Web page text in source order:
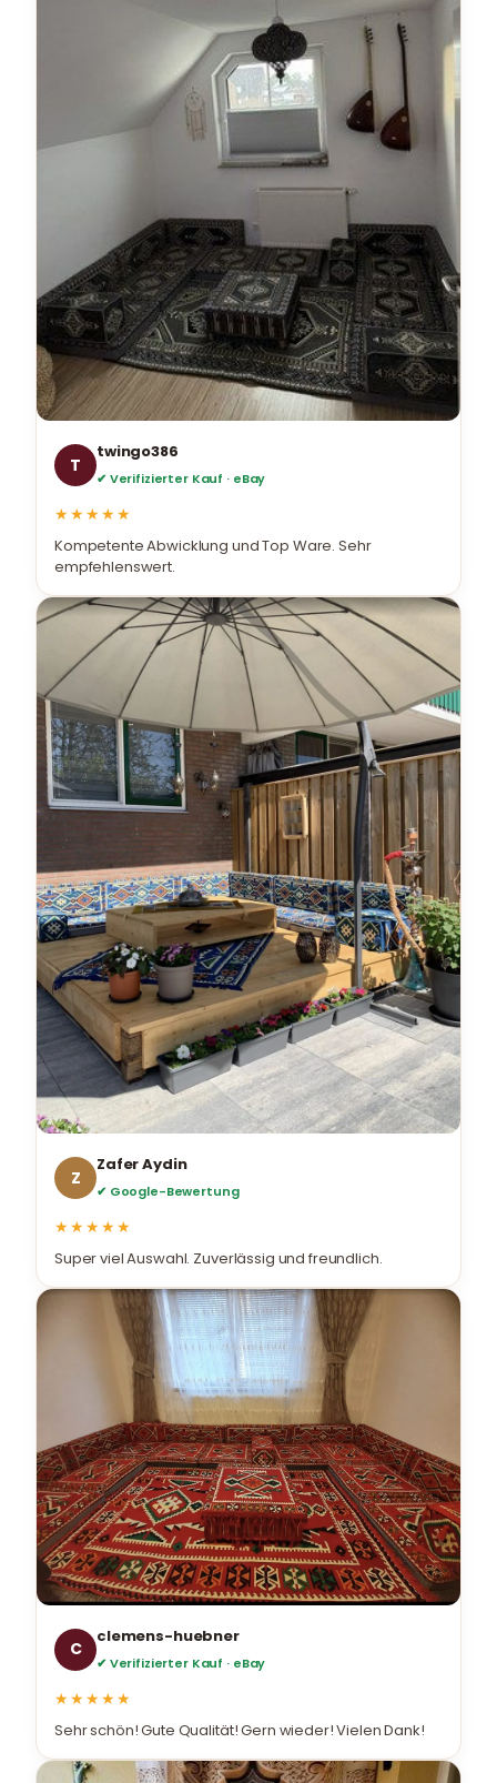
T
twingo386
✔ Verifizierter Kauf · eBay
★★★★★
Kompetente Abwicklung und Top Ware. Sehr
empfehlenswert.
Z
Zafer Aydin
✔ Google-Bewertung
★★★★★
Super viel Auswahl. Zuverlässig und freundlich.
C
clemens-huebner
✔ Verifizierter Kauf · eBay
★★★★★
Sehr schön! Gute Qualität! Gern wieder! Vielen Dank!